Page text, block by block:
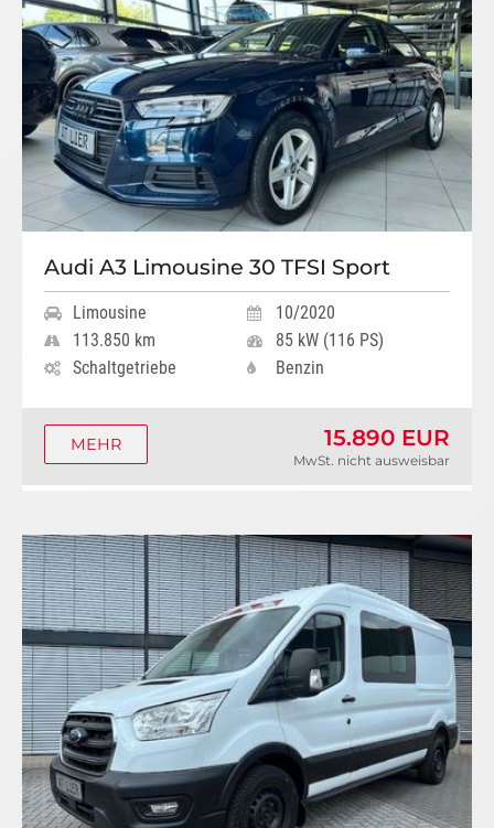
Audi A3 Limousine 30 TFSI Sport
Limousine
10/2020
113.850 km
85 kW (116 PS)
Schaltgetriebe
Benzin
15.890 EUR
MwSt. nicht ausweisbar
MEHR